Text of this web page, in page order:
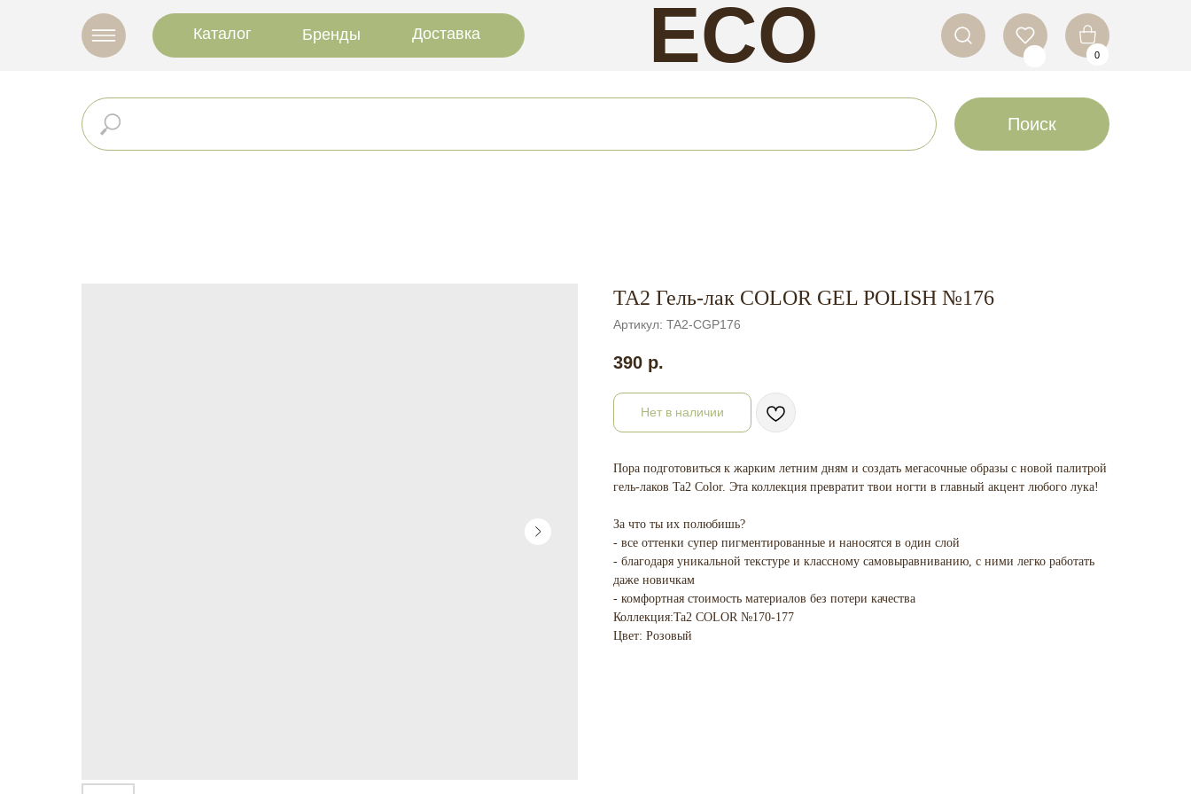
0
ECO
NAILS
Доставка
Каталог Бренды
Поиск
TA2 Гель-лак COLOR GEL POLISH №176
Артикул: TA2-CGP176
390 р.
Нет в наличии
Пора подготовиться к жарким летним дням и создать мегасочные образы с новой палитрой
гель-лаков Ta2 Color. Эта коллекция превратит твои ногти в главный акцент любого лука!
За что ты их полюбишь?
- все оттенки супер пигментированные и наносятся в один слой
- благодаря уникальной текстуре и классному самовыравниванию, с ними легко работать
даже новичкам
- комфортная стоимость материалов без потери качества
Коллекция:Ta2 COLOR №170-177
Цвет: Розовый